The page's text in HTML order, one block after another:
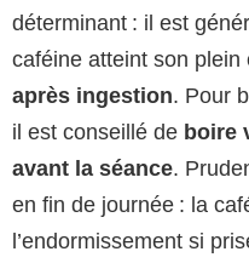
déterminant : il est
caféine atteint son plein
après ingestion. Pour
il est conseillé de boire
avant la séance.
en fin de journée : la
l’endormissement si